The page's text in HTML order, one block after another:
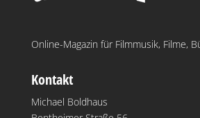
Online-Magazin für Filmmusik, Filme,
Kontakt
Michael Boldhaus